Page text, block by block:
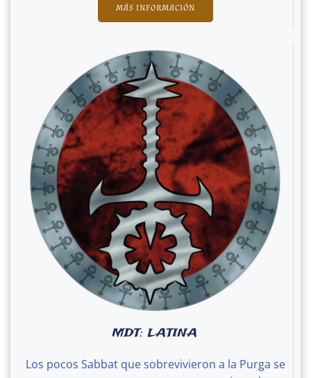
MÁS INFORMACIÓN
MDT: LATINA
Los pocos Sabbat que sobrevivieron a la Purga se